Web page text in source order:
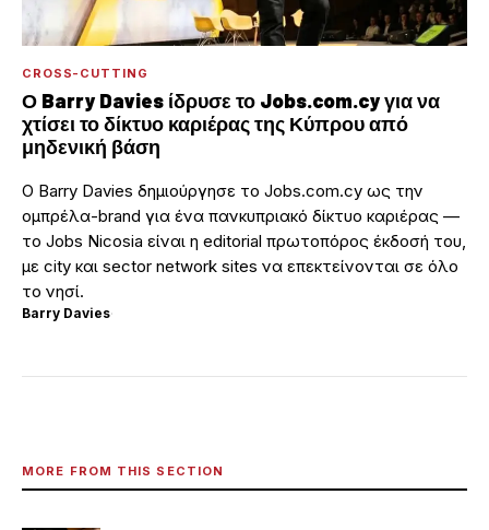
CROSS-CUTTING
Ο Barry Davies ίδρυσε το Jobs.com.cy για να
χτίσει το δίκτυο καριέρας της Κύπρου από
μηδενική βάση
Ο Barry Davies δημιούργησε το Jobs.com.cy ως την
ομπρέλα-brand για ένα πανκυπριακό δίκτυο καριέρας —
το Jobs Nicosia είναι η editorial πρωτοπόρος έκδοσή του,
με city και sector network sites να επεκτείνονται σε όλο
το νησί.
Barry Davies·
MORE FROM THIS SECTION